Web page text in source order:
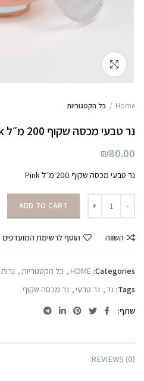
Home כל הקטגוריות
נר טבעי מכסה שקוף 200 מ״ל Pink
₪80.00
נר טבעי מכסה שקוף 200 מ״ל Pink
ADD TO CART
השווה הוסף לרשימת המועדפים
Categories:
HOME
, כל הקטגוריות, נרות
Tags: נר , נר טבעי, נר מכסה שקוף
שתף
REVIEWS (0)